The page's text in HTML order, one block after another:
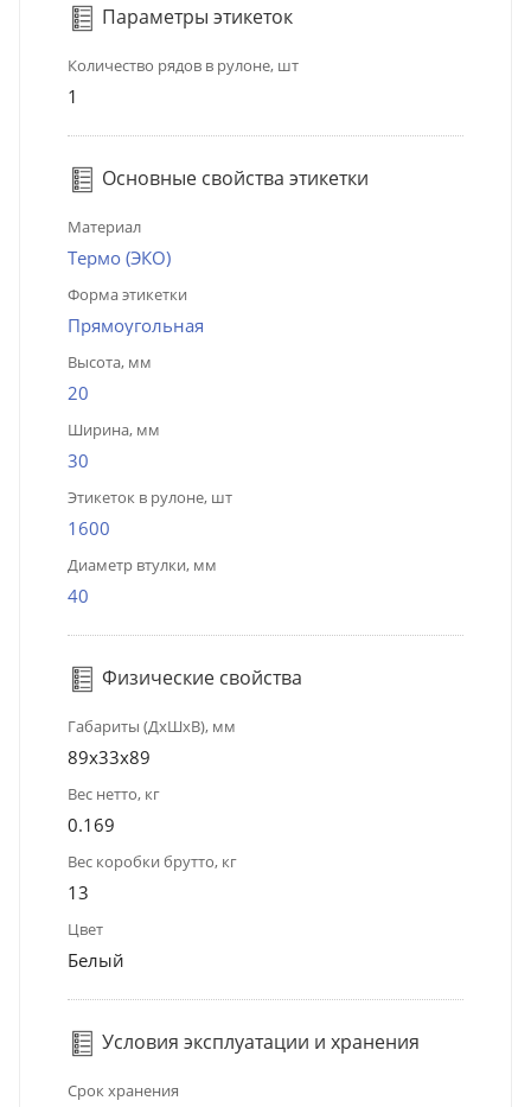
Параметры этикеток
Количество рядов в рулоне, шт
1
Основные свойства этикетки
Материал
Термо (ЭКО)
Форма этикетки
Прямоугольная
Высота, мм
20
Ширина, мм
30
Этикеток в рулоне, шт
1600
Диаметр втулки, мм
40
Физические свойства
Габариты (ДхШхВ), мм
89х33х89
Вес нетто, кг
0.169
Вес коробки брутто, кг
13
Цвет
Белый
Условия эксплуатации и хранения
Срок хранения